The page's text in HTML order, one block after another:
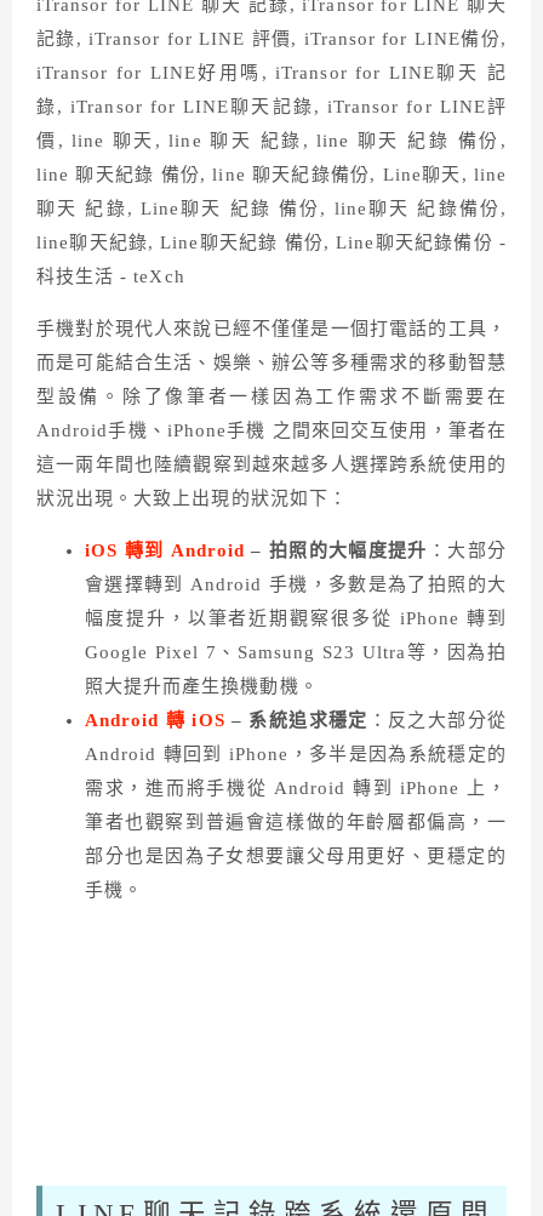
手機對於現代人來說已經不僅僅是一個打電話的工具，
而是可能結合生活、娛樂、辦公等多種需求的移動智慧
型設備。除了像筆者一樣因為工作需求不斷需要在
Android手機、iPhone手機 之間來回交互使用，筆者在
這一兩年間也陸續觀察到越來越多人選擇跨系統使用的
狀況出現。大致上出現的狀況如下：
iOS 轉到 Android– 拍照的大幅度提升 ：大部分
會選擇轉到 Android 手機，多數是為了拍照的大
幅度提升，以筆者近期觀察很多從 iPhone 轉到
Google Pixel 7、Samsung S23 Ultra等，因為拍
照大提升而產生換機動機。
Android 轉 iOS– 系統追求穩定 ：反之大部分從
Android 轉回到 iPhone，多半是因為系統穩定的
需求，進而將手機從 Android 轉到 iPhone 上，
筆者也觀察到普遍會這樣做的年齡層都偏高，一
部分也是因為子女想要讓父母用更好、更穩定的
手機。